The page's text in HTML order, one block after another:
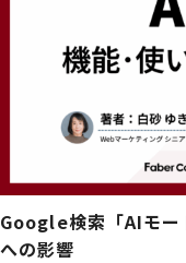
Google検索「AIモー
への影響